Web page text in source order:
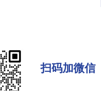
扫码加微信